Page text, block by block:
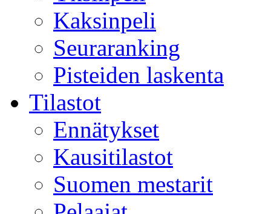
Kaksinpeli
Seuraranking
Pisteiden laskenta
Tilastot
Ennätykset
Kausitilastot
Suomen mestarit